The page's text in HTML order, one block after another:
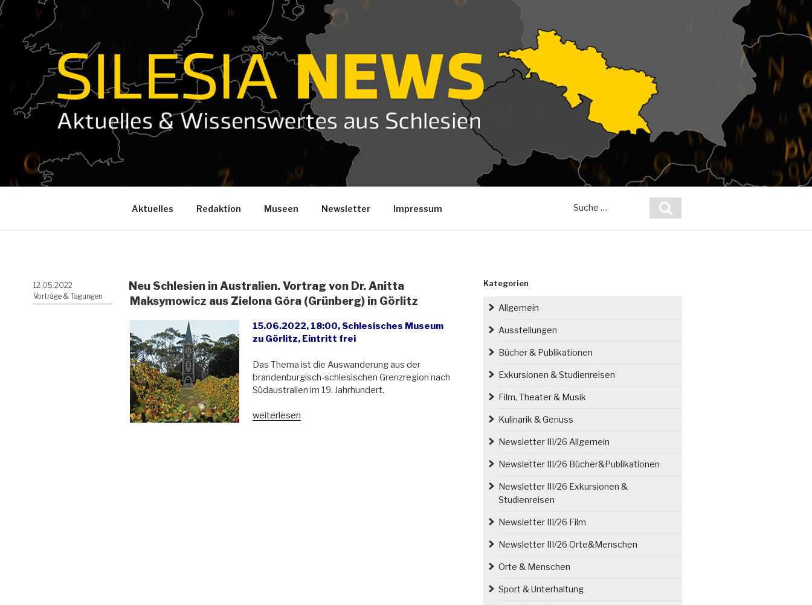
Zum
Inhalt
springen
Aktuelles Redaktion Museen Newsletter Impressum
nach:
Veröffentlicht
am
12.05.2022
Vorträge & Tagungen
Neu Schlesien in Australien. Vortrag von Dr. Anitta
Maksymowicz aus Zielona Góra (Grünberg) in Görlitz
15.06.2022, 18:00, Schlesisches Museum
zu Görlitz, Eintritt frei
Das Thema ist die Auswanderung aus der
brandenburgisch-schlesischen Grenzregion nach
Südaustralien im 19. Jahrhundert.
„Neu
weiterlesen
Kategorien
Allgemein
Ausstellungen
Bücher & Publikationen
Exkursionen & Studienreisen
Film, Theater & Musik
Kulinarik & Genuss
Newsletter III/26 Allgemein
Newsletter III/26 Bücher&Publikationen
Newsletter III/26 Exkursionen &
Studienreisen
Newsletter III/26 Film
Newsletter III/26 Orte&Menschen
Orte & Menschen
Sport & Unterhaltung